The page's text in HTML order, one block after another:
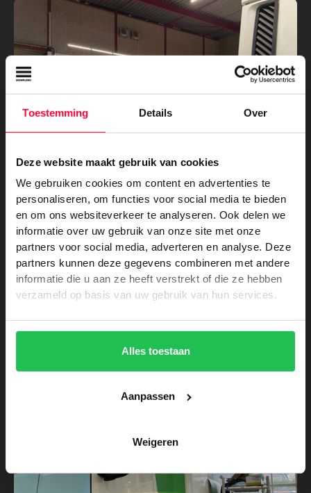
Toestemming Details Over
Deze website maakt gebruik van cookies
We gebruiken cookies om content en advertenties te
personaliseren, om functies voor social media te bieden
en om ons websiteverkeer te analyseren. Ook delen we
informatie over uw gebruik van onze site met onze
partners voor social media, adverteren en analyse. Deze
partners kunnen deze gegevens combineren met andere
informatie die u aan ze heeft verstrekt of die ze hebben
verzameld op basis van uw gebruik van hun services.
Alles toestaan
Aanpassen
Weigeren
Voertuigreclame -Dienstverlening
Nieuwe voertuigbestickering voor
Appeldoorn